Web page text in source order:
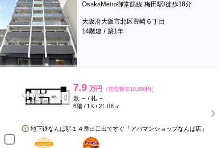
OsakaMetro御堂筋線 梅田駅/徒歩18分
大阪府大阪市北区豊崎６丁目
14階建 / 築1年
7.9 万円 （管理費等10,000円）
敷 － / 礼 －
6階 / 1K / 21.06㎡
地下鉄なんば駅１４番出口出てすぐ「アパマンショップなんば店」
BunChinPAY
ポンタ
部屋